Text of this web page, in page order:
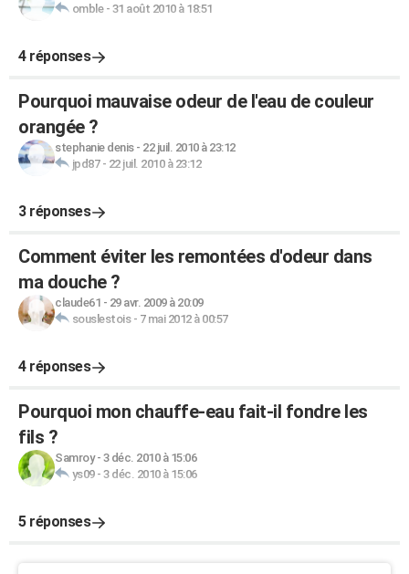
omble- 31 août 2010 à 18:51
4 réponses
Pourquoi mauvaise odeur de l'eau de couleur
orangée ?
stephanie denis- 22 juil. 2010 à 23:12
jpd87- 22 juil. 2010 à 23:12
3 réponses
Comment éviter les remontées d'odeur dans
ma douche ?
claude61 - 29 avr. 2009 à 20:09
souslestois- 7 mai 2012 à 00:57
4 réponses
Pourquoi mon chauffe-eau fait-il fondre les
fils ?
Samroy- 3 déc. 2010 à 15:06
ys09- 3 déc. 2010 à 15:06
5 réponses